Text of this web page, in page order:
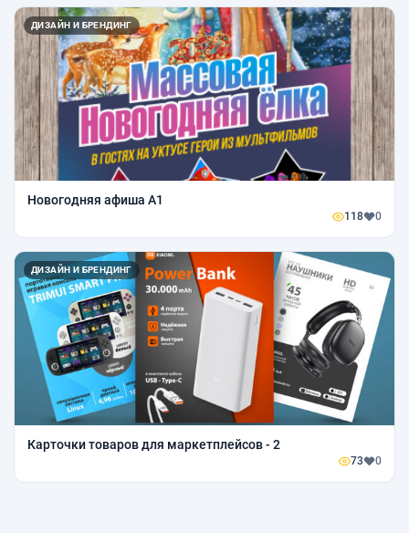
ДИЗАЙН И БРЕНДИНГ
Новогодняя афиша А1
118 0
ДИЗАЙН И БРЕНДИНГ
Карточки товаров для маркетплейсов - 2
73 0